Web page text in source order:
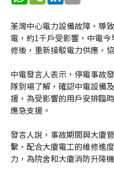
荃灣中心電力設備故障，導
電，約1千戶受影響，中電
修後，重新接駁電力供應，
中電發言人表示，停電事故
隊到場了解，確認中電設備
援，為受影響的用戶安排臨
應急支援。
發言人說，事故期間與大廈
繫，配合大廈電工的維修進
力，為院舍和大廈消防升降